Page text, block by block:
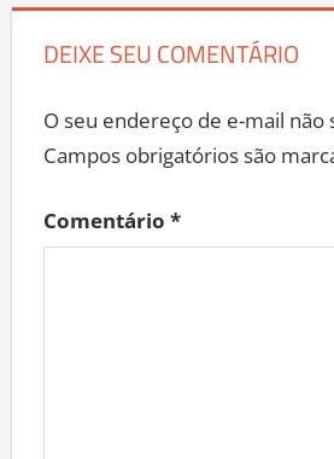
DEIXE SEU COMENTÁRIO
O seu endereço de e-mail não
Campos obrigatórios são
Comentário *